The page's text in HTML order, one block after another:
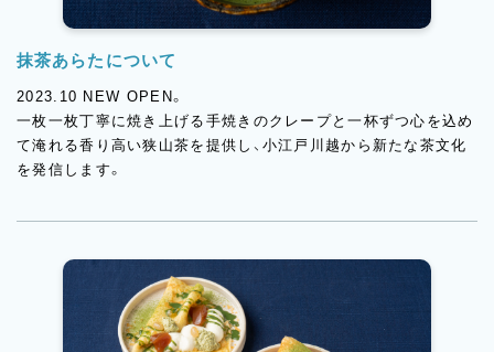
抹茶あらたについて
2023.10 NEW OPEN。
一枚一枚丁寧に焼き上げる手焼きのクレープと一杯ずつ心を込め
て淹れる香り高い狭山茶を提供し、小江戸川越から新たな茶文化
を発信します。